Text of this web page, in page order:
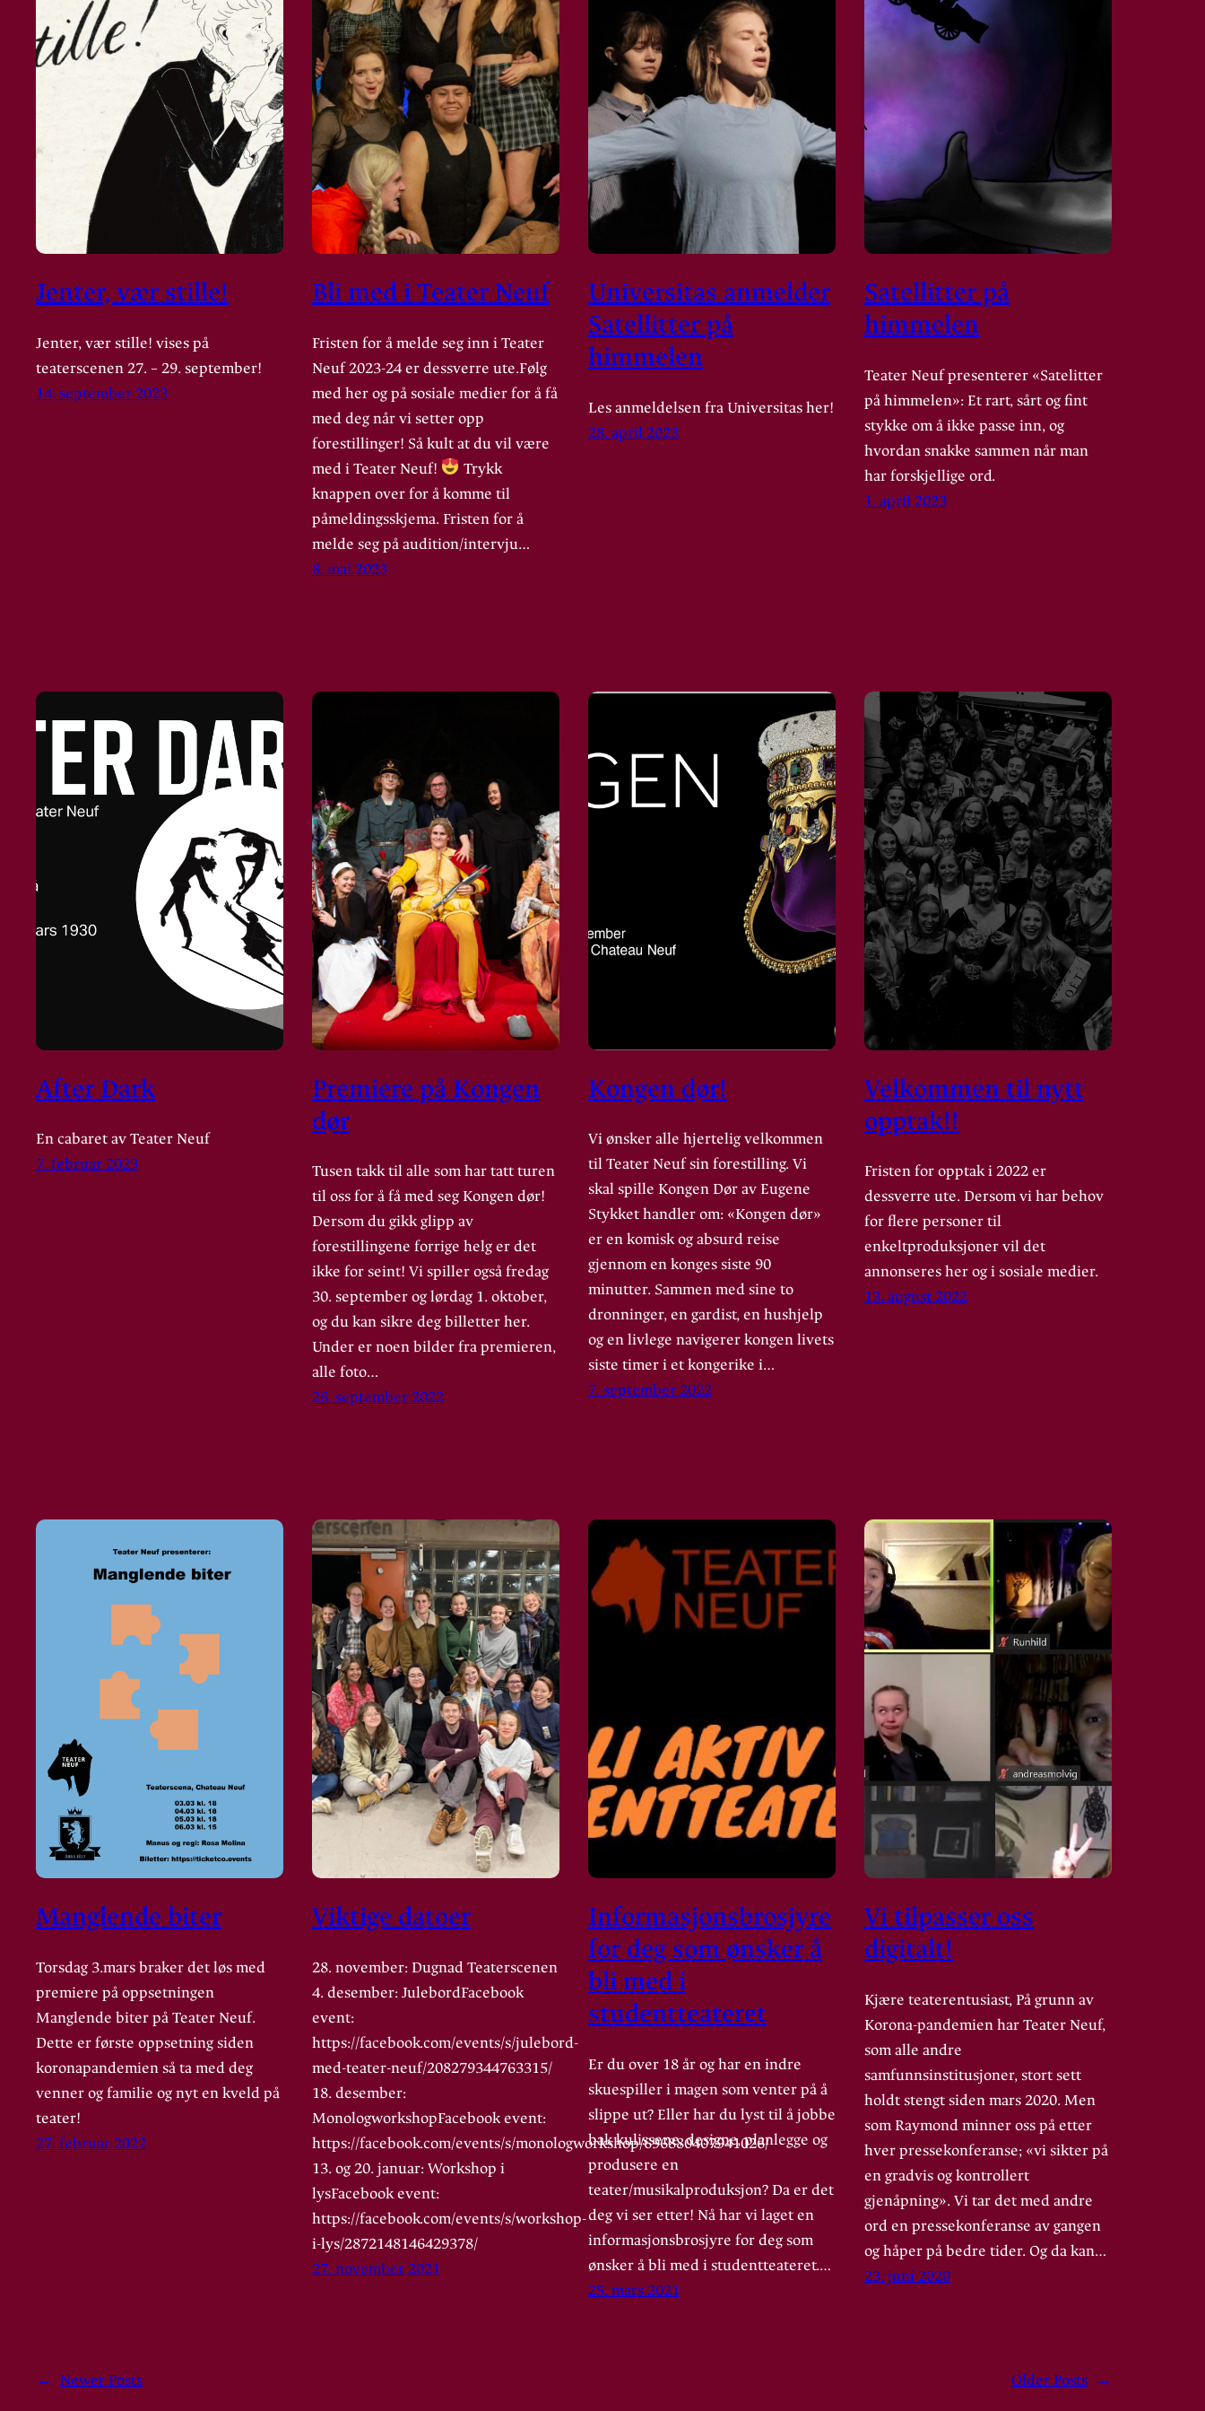
Jenter, vær stille!
Jenter, vær stille! vises på
teaterscenen 27. – 29. september!
14. september 2023
Bli med i Teater Neuf
Fristen for å melde seg inn i Teater
Neuf 2023-24 er dessverre ute.Følg
med her og på sosiale medier for å få
med deg når vi setter opp
forestillinger! Så kult at du vil være
med i Teater Neuf!
Trykk
knappen over for å komme til
påmeldingsskjema. Fristen for å
melde seg på audition/intervju…
8. mai 2023
Universitas anmelder
Satellitter på
himmelen
Les anmeldelsen fra Universitas her!
28. april 2023
Satellitter på
himmelen
Teater Neuf presenterer «Satelitter
på himmelen»: Et rart, sårt og fint
stykke om å ikke passe inn, og
hvordan snakke sammen når man
har forskjellige ord.
1. april 2023
After Dark
En cabaret av Teater Neuf
7. februar 2023
Premiere på Kongen
dør
Tusen takk til alle som har tatt turen
til oss for å få med seg Kongen dør!
Dersom du gikk glipp av
forestillingene forrige helg er det
ikke for seint! Vi spiller også fredag
30. september og lørdag 1. oktober,
og du kan sikre deg billetter her.
Under er noen bilder fra premieren,
alle foto…
26. september 2022
Kongen dør!
Vi ønsker alle hjertelig velkommen
til Teater Neuf sin forestilling. Vi
skal spille Kongen Dør av Eugene
Stykket handler om: «Kongen dør»
er en komisk og absurd reise
gjennom en konges siste 90
minutter. Sammen med sine to
dronninger, en gardist, en hushjelp
og en livlege navigerer kongen livets
siste timer i et kongerike i…
7. september 2022
Velkommen til nytt
opptak!!
Fristen for opptak i 2022 er
dessverre ute. Dersom vi har behov
for flere personer til
enkeltproduksjoner vil det
annonseres her og i sosiale medier.
13. august 2022
Manglende biter
Torsdag 3.mars braker det løs med
premiere på oppsetningen
Manglende biter på Teater Neuf.
Dette er første oppsetning siden
koronapandemien så ta med deg
venner og familie og nyt en kveld på
teater!
27. februar 2022
Viktige datoer
28. november: Dugnad Teaterscenen
4. desember: JulebordFacebook
event:
https://facebook.com/events/s/julebord-
med-teater-neuf/208279344763315/
18. desember:
MonologworkshopFacebook event:
https://facebook.com/events/s/monologworkshop/696880407941026/
13. og 20. januar: Workshop i
lysFacebook event:
https://facebook.com/events/s/workshop-
i-lys/2872148146429378/
27. november 2021
Informasjonsbrosjyre
for deg som ønsker å
bli med i
studentteateret
Er du over 18 år og har en indre
skuespiller i magen som venter på å
slippe ut? Eller har du lyst til å jobbe
bak kulissene, designe, planlegge og
produsere en
teater/musikalproduksjon? Da er det
deg vi ser etter! Nå har vi laget en
informasjonsbrosjyre for deg som
ønsker å bli med i studentteateret.…
25. mars 2021
Vi tilpasser oss
digitalt!
Kjære teaterentusiast, På grunn av
Korona-pandemien har Teater Neuf,
som alle andre
samfunnsinstitusjoner, stort sett
holdt stengt siden mars 2020. Men
som Raymond minner oss på etter
hver pressekonferanse; «vi sikter på
en gradvis og kontrollert
gjenåpning». Vi tar det med andre
ord en pressekonferanse av gangen
og håper på bedre tider. Og da kan…
23. juni 2020
← Newer Posts Older Posts →